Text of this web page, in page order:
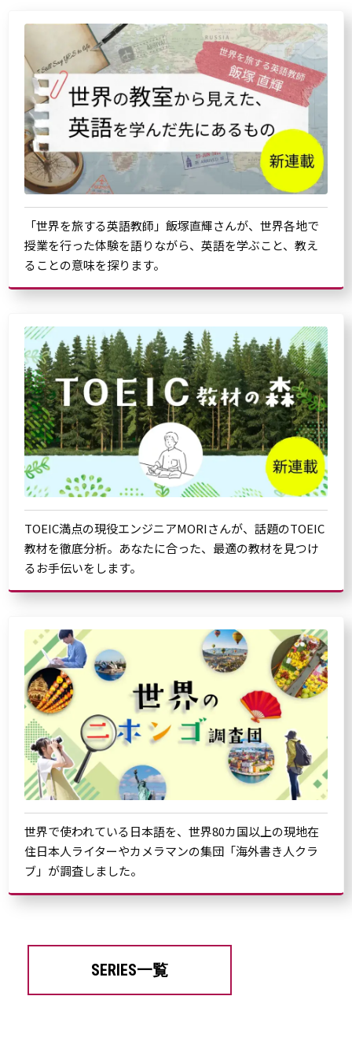
「世界を旅する英語教師」飯塚直輝さんが、世界各地で
授業を行った体験を語りながら、英語を学ぶこと、教え
ることの意味を探ります。
TOEIC満点の現役エンジニアMORIさんが、話題のTOEIC
教材を徹底分析。あなたに合った、最適の教材を見つけ
るお手伝いをします。
世界で使われている日本語を、世界80カ国以上の現地在
住日本人ライターやカメラマンの集団「海外書き人クラ
ブ」が調査しました。
SERIES一覧